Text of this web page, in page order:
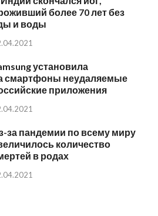
более 70 лет без
и воды
установила
смартфоны неудаляемые
приложения
за пандемии по всему миру
количество
в родах